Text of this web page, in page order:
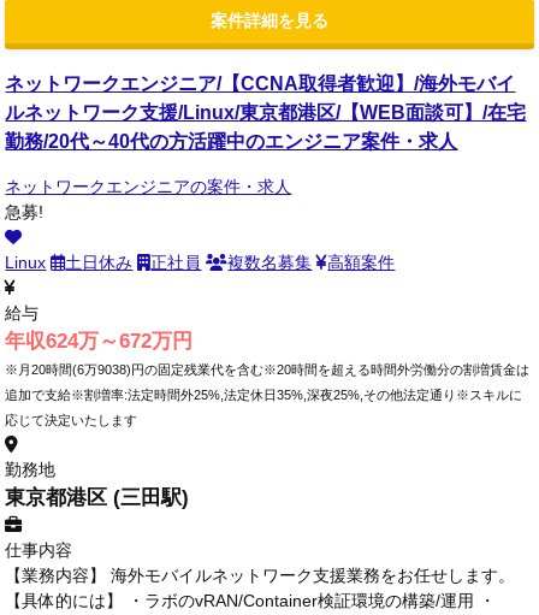
案件詳細を見る
ネットワークエンジニア/【CCNA取得者歓迎】/海外モバイ
ルネットワーク支援/Linux/東京都港区/【WEB面談可】/在宅
勤務/20代～40代の方活躍中のエンジニア案件・求人
ネットワークエンジニアの案件・求人
急募!
Linux 土日休み 正社員 複数名募集 高額案件
給与
年収624万～672万円
※月20時間(6万9038)円の固定残業代を含む※20時間を超える時間外労働分の割増賃金は
追加で支給※割増率:法定時間外25%,法定休日35%,深夜25%,その他法定通り※スキルに
応じて決定いたします
勤務地
東京都港区 (三田駅)
仕事内容
【業務内容】 海外モバイルネットワーク支援業務をお任せします。
【具体的には】 ・ラボのvRAN/Container検証環境の構築/運用 ・